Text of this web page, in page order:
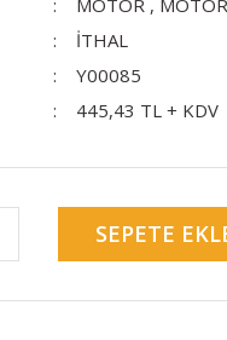
MOTOR , MOTOR
İTHAL
Y00085
445,43 TL + KDV
SEPETE